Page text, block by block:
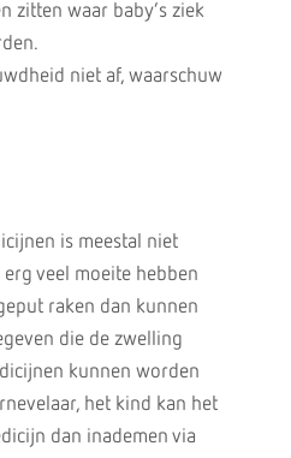
zitten waar baby’s ziek
niet af, waarschuw
is meestal niet
veel moeite hebben
raken dan kunnen
die de zwelling
kunnen worden
het kind kan het
dan inademen via